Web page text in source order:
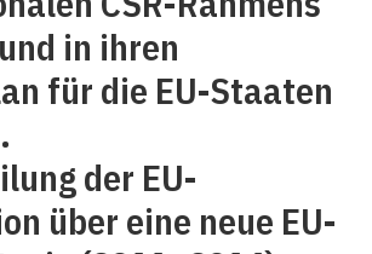
in ihren
für die EU-Staaten
der EU-
über eine neue EU-